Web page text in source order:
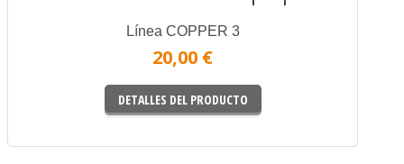
Línea COPPER 3
20,00 €
DETALLES DEL PRODUCTO